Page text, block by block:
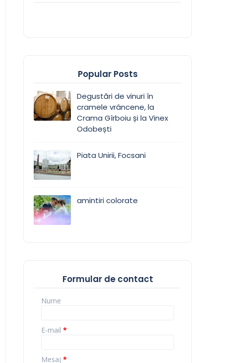
Popular Posts
Degustări de vinuri în
cramele vrâncene, la
Crama Gîrboiu și la Vinex
Odobești
Piata Unirii, Focsani
amintiri colorate
Formular de contact
Nume
E-mail *
Mesaj *